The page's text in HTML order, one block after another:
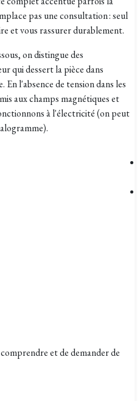
pas une consultation : seul
et vous rassurer durablement.​
on distingue des
qui dessert la pièce dans
En l'absence de tension dans les
aux champs magnétiques et
à l'électricité (on peut
et de demander de